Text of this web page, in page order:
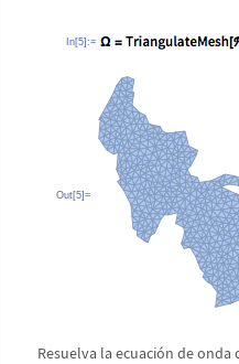
In[5]:=
Out[5]=
Resuelva la ecuación de onda